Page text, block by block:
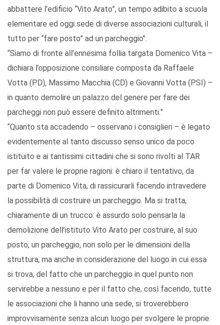
abbattere l’edificio “Vito Arato”, un tempo adibito a scuola
elementare ed oggi sede di diverse associazioni culturali, il
tutto per “fare posto” ad un parcheggio".
“Siamo di fronte all’ennesima follia targata Domenico Vita –
dichiara l’opposizione consiliare composta da Raffaele
Votta (PD), Massimo Macchia (CD) e Giovanni Votta (PSI) –
in quanto demolire un palazzo del genere per fare dei
parcheggi non può essere definito altrimenti.”
“Quanto sta accadendo – osservano i consiglieri – è legato
evidentemente al tanto discusso senso unico da poco
istituito e ai tantissimi cittadini che si sono rivolti al TAR
per far valere le proprie ragioni: è chiaro il tentativo, da
parte di Domenico Vita, di rassicurarli facendo intravedere
la possibilità di costruire un parcheggio. Ma si tratta,
chiaramente di un trucco: è assurdo solo pensarla la
demolizione dell’istituto Vito Arato per costruire, al suo
posto, un parcheggio, non solo per le dimensioni della
struttura, ma anche in considerazione del luogo in cui essa
si trova, del fatto che un parcheggio in quel punto non
servirebbe a nessuno e per il fatto che, così facendo, tutte
le associazioni che li hanno una sede, si troverebbero
improvvisamente senza alcun luogo per svolgere le proprie